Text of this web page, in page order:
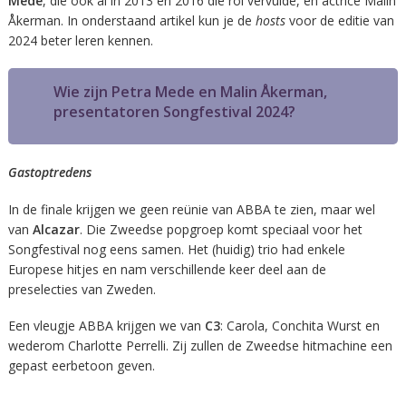
Åkerman. In onderstaand artikel kun je de hosts voor de editie van
2024 beter leren kennen.
Wie zijn Petra Mede en Malin Åkerman,
presentatoren Songfestival 2024?
Gastoptredens
In de finale krijgen we geen reünie van ABBA te zien, maar wel
van Alcazar. Die Zweedse popgroep komt speciaal voor het
Songfestival nog eens samen. Het (huidig) trio had enkele
Europese hitjes en nam verschillende keer deel aan de
preselecties van Zweden.
Een vleugje ABBA krijgen we van C3: Carola, Conchita Wurst en
wederom Charlotte Perrelli. Zij zullen de Zweedse hitmachine een
gepast eerbetoon geven.